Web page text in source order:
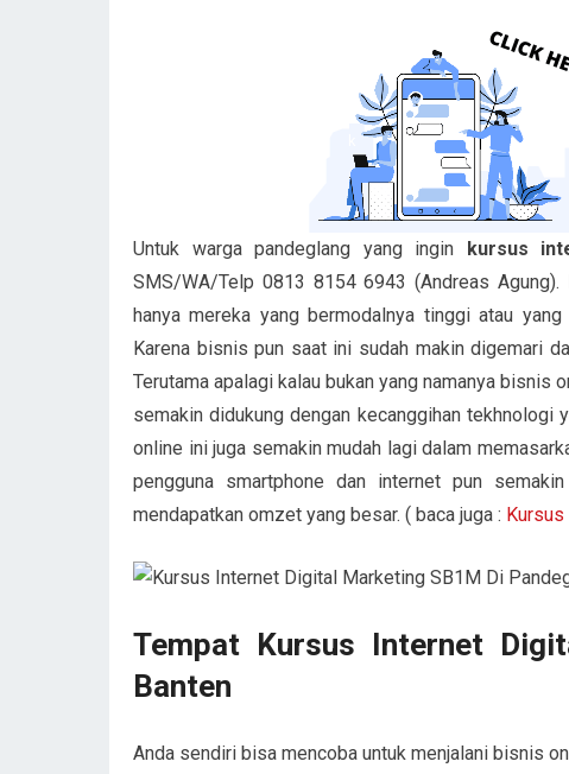
Untuk warga pandeglang yang ingin kursus
SMS/WA/Telp 0813 8154 6943 (Andreas
hanya mereka yang bermodalnya tinggi atau
Karena bisnis pun saat ini sudah makin digemari
Terutama apalagi kalau bukan yang namanya bisnis
semakin didukung dengan kecanggihan
online ini juga semakin mudah lagi dalam
pengguna smartphone dan internet pun
mendapatkan omzet yang besar. ( baca juga :
Tempat Kursus Internet
Banten
Anda sendiri bisa mencoba untuk menjalani bisnis